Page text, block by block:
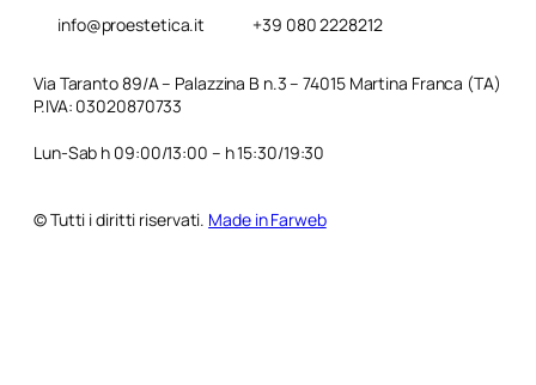
info@proestetica.it +39 080 2228212
Via Taranto 89/A – Palazzina B n.3 – 74015 Martina Franca (TA)
P.IVA: 03020870733
Lun-Sab h 09:00/13:00 – h 15:30/19:30
© Tutti i diritti riservati. Made in Farweb